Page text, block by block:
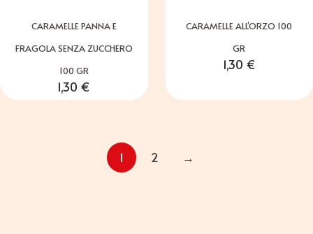
CARAMELLE PANNA E
FRAGOLA SENZA ZUCCHERO
100 GR
1,30 €
CARAMELLE ALL’ORZO 100
GR
1,30 €
1 2 →